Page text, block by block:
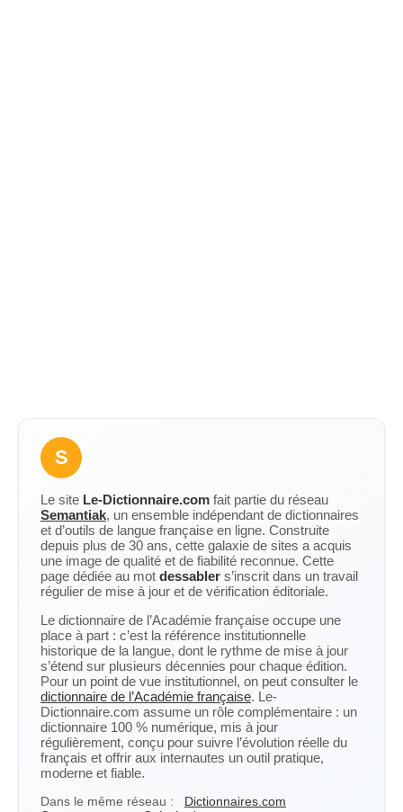
S
Le site Le-Dictionnaire.com fait partie du réseau
Semantiak, un ensemble indépendant de dictionnaires
et d’outils de langue française en ligne. Construite
depuis plus de 30 ans, cette galaxie de sites a acquis
une image de qualité et de fiabilité reconnue. Cette
page dédiée au mot dessabler s’inscrit dans un travail
régulier de mise à jour et de vérification éditoriale.
Le dictionnaire de l’Académie française occupe une
place à part : c’est la référence institutionnelle
historique de la langue, dont le rythme de mise à jour
s’étend sur plusieurs décennies pour chaque édition.
Pour un point de vue institutionnel, on peut consulter le
dictionnaire de l’Académie française. Le-
Dictionnaire.com assume un rôle complémentaire : un
dictionnaire 100 % numérique, mis à jour
régulièrement, conçu pour suivre l’évolution réelle du
français et offrir aux internautes un outil pratique,
moderne et fiable.
Dans le même réseau :
Dictionnaires.com